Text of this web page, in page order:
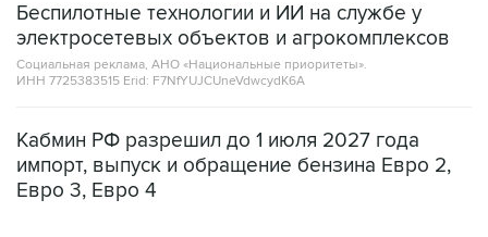
Беспилотные технологии и ИИ на службе у
электросетевых объектов и агрокомплексов
Социальная реклама, АНО «Национальные приоритеты».
ИНН 7725383515 Erid: F7NfYUJCUneVdwcydK6A
Кабмин РФ разрешил до 1 июля 2027 года
импорт, выпуск и обращение бензина Евро 2,
Евро 3, Евро 4